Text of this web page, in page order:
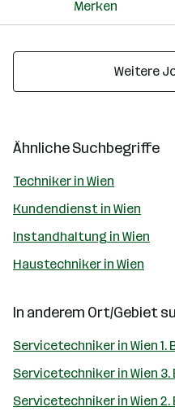
Merken
Weitere
Ähnliche Suchbegriffe
Techniker in Wien
Kundendienst in Wien
Instandhaltung in Wien
Haustechniker in Wien
In anderem Ort/Gebiet
Servicetechniker in Wien
Servicetechniker in Wien
Servicetechniker in Wien